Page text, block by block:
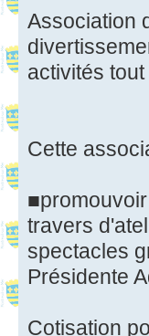
Association
activités
Cette
travers
spectacles
Présidente
Cotisation